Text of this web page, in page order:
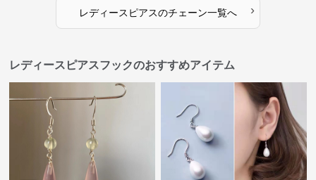
レディースピアスのチェーン一覧へ ›
レディースピアスフックのおすすめアイテム